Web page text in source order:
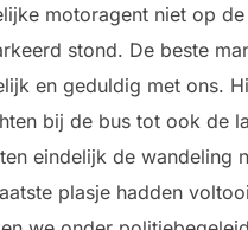
motoragent niet op
stond. De beste
en geduldig met ons.
bij de bus tot ook de
eindelijk de wandeling
plasje hadden